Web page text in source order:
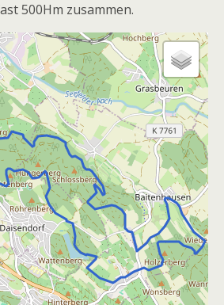
500Hm zusammen.